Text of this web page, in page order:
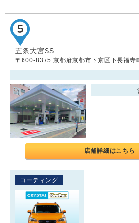
五条大宮SS
〒600-8375 京都府京都市下京区下長福寺
店舗詳細はこちら
コーティング